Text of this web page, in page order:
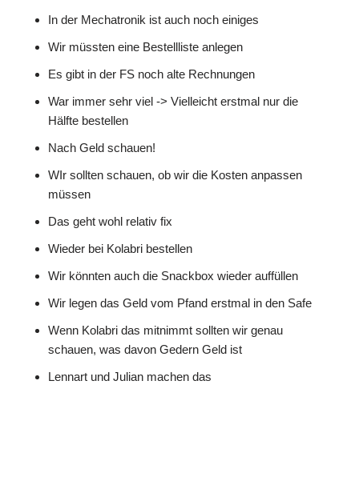
In der Mechatronik ist auch noch einiges
Wir müssten eine Bestellliste anlegen
Es gibt in der FS noch alte Rechnungen
War immer sehr viel -> Vielleicht erstmal nur die
Hälfte bestellen
Nach Geld schauen!
WIr sollten schauen, ob wir die Kosten anpassen
müssen
Das geht wohl relativ fix
Wieder bei Kolabri bestellen
Wir könnten auch die Snackbox wieder auffüllen
Wir legen das Geld vom Pfand erstmal in den Safe
Wenn Kolabri das mitnimmt sollten wir genau
schauen, was davon Gedern Geld ist
Lennart und Julian machen das